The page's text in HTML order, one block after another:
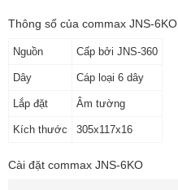
Thông số của commax JNS-6KO
Nguồn Cấp bởi JNS-360
Dây Cáp loại 6 dây
Lắp đặt Âm tường
Kích thước 305x117x16
Cài đặt commax JNS-6KO